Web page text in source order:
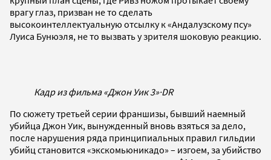
врагу глаз, призван не то сделать
высокоинтеллектуальную отсылку к «Андалузскому псу»
Луиса Бунюэля, не то вызвать у зрителя шоковую реакцию.
Кадр из фильма «Джон Уик 3»·DR
По сюжету третьей серии франшизы, бывший наемный
убийца Джон Уик, вынужденный вновь взяться за дело,
после нарушения ряда принципиальных правил гильдии
убийц становится «экскомьюникадо» – изгоем, за убийство